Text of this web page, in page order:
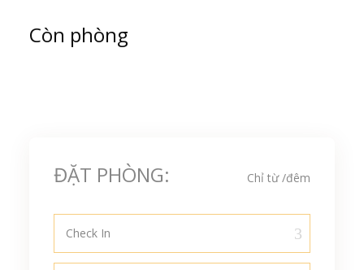
Còn phòng
ĐẶT PHÒNG: Chỉ từ/đêm
Check In